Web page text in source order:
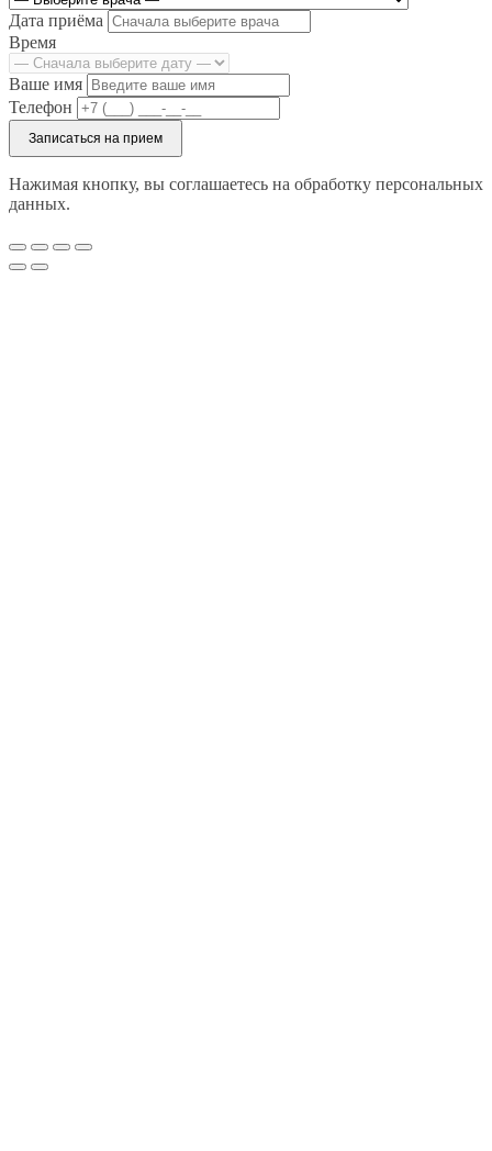
Дата приёма
Время
Ваше имя
Телефон
Записаться на прием
Нажимая кнопку, вы соглашаетесь на обработку персональных
данных.